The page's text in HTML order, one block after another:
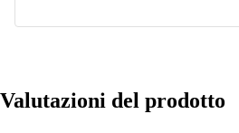
Valutazioni del prodotto